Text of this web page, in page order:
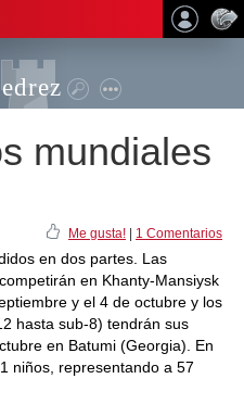
mundiales
Me gusta! 1 Comentarios
en dos partes. Las
en Khanty-Mansiysk
y el 4 de octubre y los
hasta sub-8) tendrán sus
en Batumi (Georgia). En
niños, representando a 57